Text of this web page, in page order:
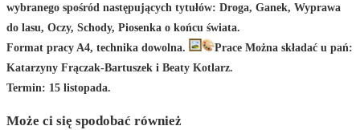
wybranego spośród następujących tytułów: Droga, Ganek, Wyprawa
do lasu, Oczy, Schody, Piosenka o końcu świata.
Format pracy A4, technika dowolna.
Prace Można składać u pań:
Katarzyny Frączak-Bartuszek i Beaty Kotlarz.
Termin: 15 listopada.
Może ci się spodobać również